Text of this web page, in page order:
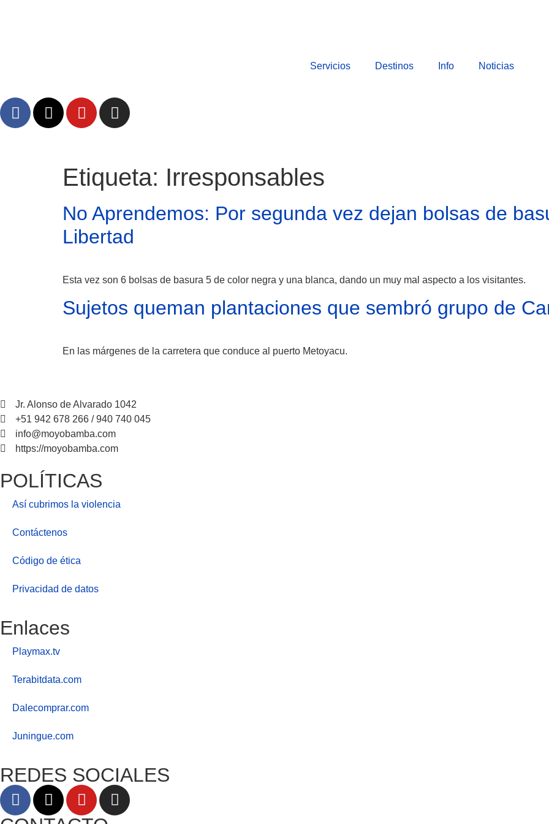
Servicios Destinos Info Noticias
Atractivos
Moyobamba, está lleno de atractivos sorprendentes, ¡Descúbrelos!
Etiqueta: Irresponsables
No Aprendemos: Por segunda vez dejan bolsas de
Libertad
Esta vez son 6 bolsas de basura 5 de color negra y una blanca, dando un muy mal aspecto a los visitantes.
Sujetos queman plantaciones que sembró grupo de
En las márgenes de la carretera que conduce al puerto Metoyacu.
Jr. Alonso de Alvarado 1042
+51 942 678 266 / 940 740 045
info@moyobamba.com
https://moyobamba.com
POLÍTICAS
Así cubrimos la violencia
Contáctenos
Código de ética
Privacidad de datos
Enlaces
Playmax.tv
Terabitdata.com
Dalecomprar.com
Juningue.com
REDES SOCIALES